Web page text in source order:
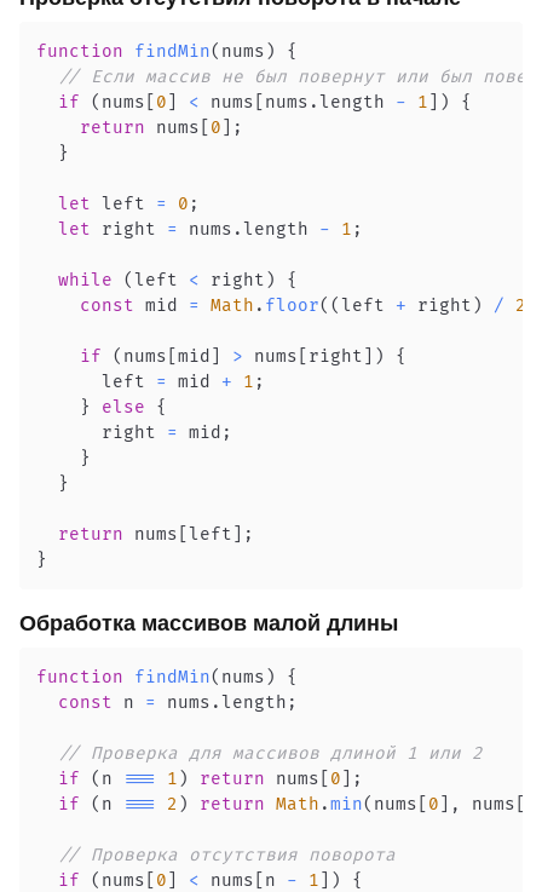
function findMin( nums )
{
// Если массив не был повернут или был
if
( nums 0 < nums nums .length - 1 )
{
return nums 0
;
}
let left = 0 ;
let right = nums .length - 1 ;
while (left < right )
{
const mid = Math . floor( (left + right ) / 2
if ( nums mid > nums right )
{
      left
= mid + 1 ;
}
else
{
      right
= mid ;
}
}
return nums left
;
}
Обработка массивов малой длины
function findMin( nums )
{
const n = nums .length ;
// Проверка для массивов длиной 1 или 2
if
( n === 1 ) return nums 0
;
if
( n === 2 ) return Math .min( nums 0 , nums
// Проверка отсутствия поворота
if
( nums 0 < nums n - 1 )
{